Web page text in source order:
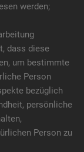
werden;
dass diese
um bestimmte
Person
bezüglich
persönliche
Person zu